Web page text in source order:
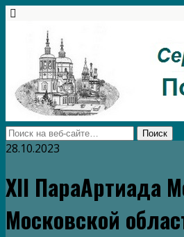
28.10.2023
XII ПараАртиада
Московской